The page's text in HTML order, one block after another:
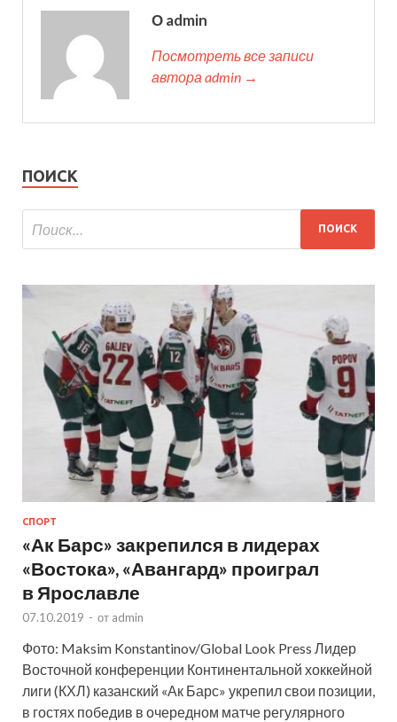
О admin
Посмотреть все записи
автора admin →
ПОИСК
СПОРТ
«Ак Барс» закрепился в лидерах
«Востока», «Авангард» проиграл
в Ярославле
07.10.2019 - от admin
Фото: Maksim Konstantinov/Global Look Press Лидер
Восточной конференции Континентальной хоккейной
лиги (КХЛ) казанский «Ак Барс» укрепил свои позиции,
в гостях победив в очередном матче регулярного